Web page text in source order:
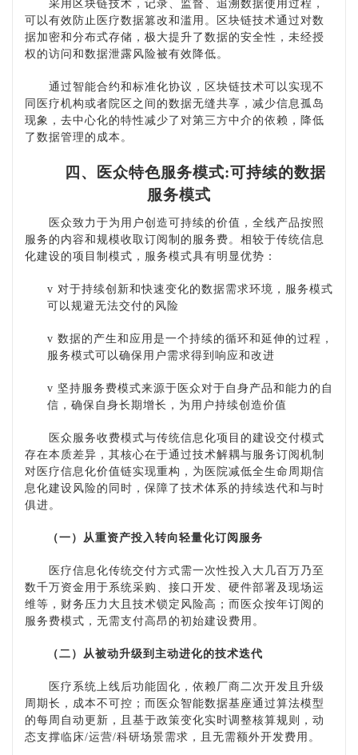
采用区块链技术，记录、监督、追溯数据使用过程，
可以有效防止医疗数据篡改和滥用。区块链技术通过对数
据加密和分布式存储，极大提升了数据的安全性，未经授
权的访问和数据泄露风险被有效降低。
通过智能合约和标准化协议，区块链技术可以实现不
同医疗机构或者院区之间的数据无缝共享，减少信息孤岛
现象，去中心化的特性减少了对第三方中介的依赖，降低
了数据管理的成本。
四、医众特色服务模式:可持续的数据
服务模式
医众致力于为用户创造可持续的价值，全线产品按照
服务的内容和规模收取订阅制的服务费。相较于传统信息
化建设的项目制模式，服务模式具有明显优势：
v 对于持续创新和快速变化的数据需求环境，服务模式
可以规避无法交付的风险
v 数据的产生和应用是一个持续的循环和延伸的过程，
服务模式可以确保用户需求得到响应和改进
v 坚持服务费模式来源于医众对于自身产品和能力的自
信，确保自身长期增长，为用户持续创造价值
医众服务收费模式与传统信息化项目的建设交付模式
存在本质差异，其核心在于通过技术解耦与服务订阅机制
对医疗信息化价值链实现重构，为医院减低全生命周期信
息化建设风险的同时，保障了技术体系的持续迭代和与时
俱进。
（一） 从重资产投入转向轻量化订阅服务
医疗信息化传统交付方式需一次性投入大几百万乃至
数千万资金用于系统采购、接口开发、硬件部署及现场运
维等，财务压力大且技术锁定风险高；而医众按年订阅的
服务费模式，无需支付高昂的初始建设费用。
（二） 从被动升级到主动进化的技术迭代
医疗系统上线后功能固化，依赖厂商二次开发且升级
周期长，成本不可控；而医众智能数据基座通过算法模型
的每周自动更新，且基于政策变化实时调整核算规则，动
态支撑临床/运营/科研场景需求，且无需额外开发费用。